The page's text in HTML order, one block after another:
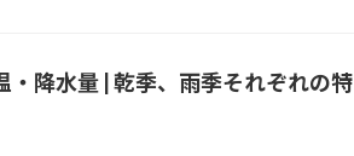
・降水量 | 乾季、雨季それぞれの特